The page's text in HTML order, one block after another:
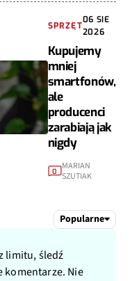
SPRZĘT
06 SIE
2026
Kupujemy
mniej
smartfonów,
ale
producenci
zarabiają jak
nigdy
0 MARIAN
SZUTIAK
Popularne
limitu, śledź
komentarze. Nie